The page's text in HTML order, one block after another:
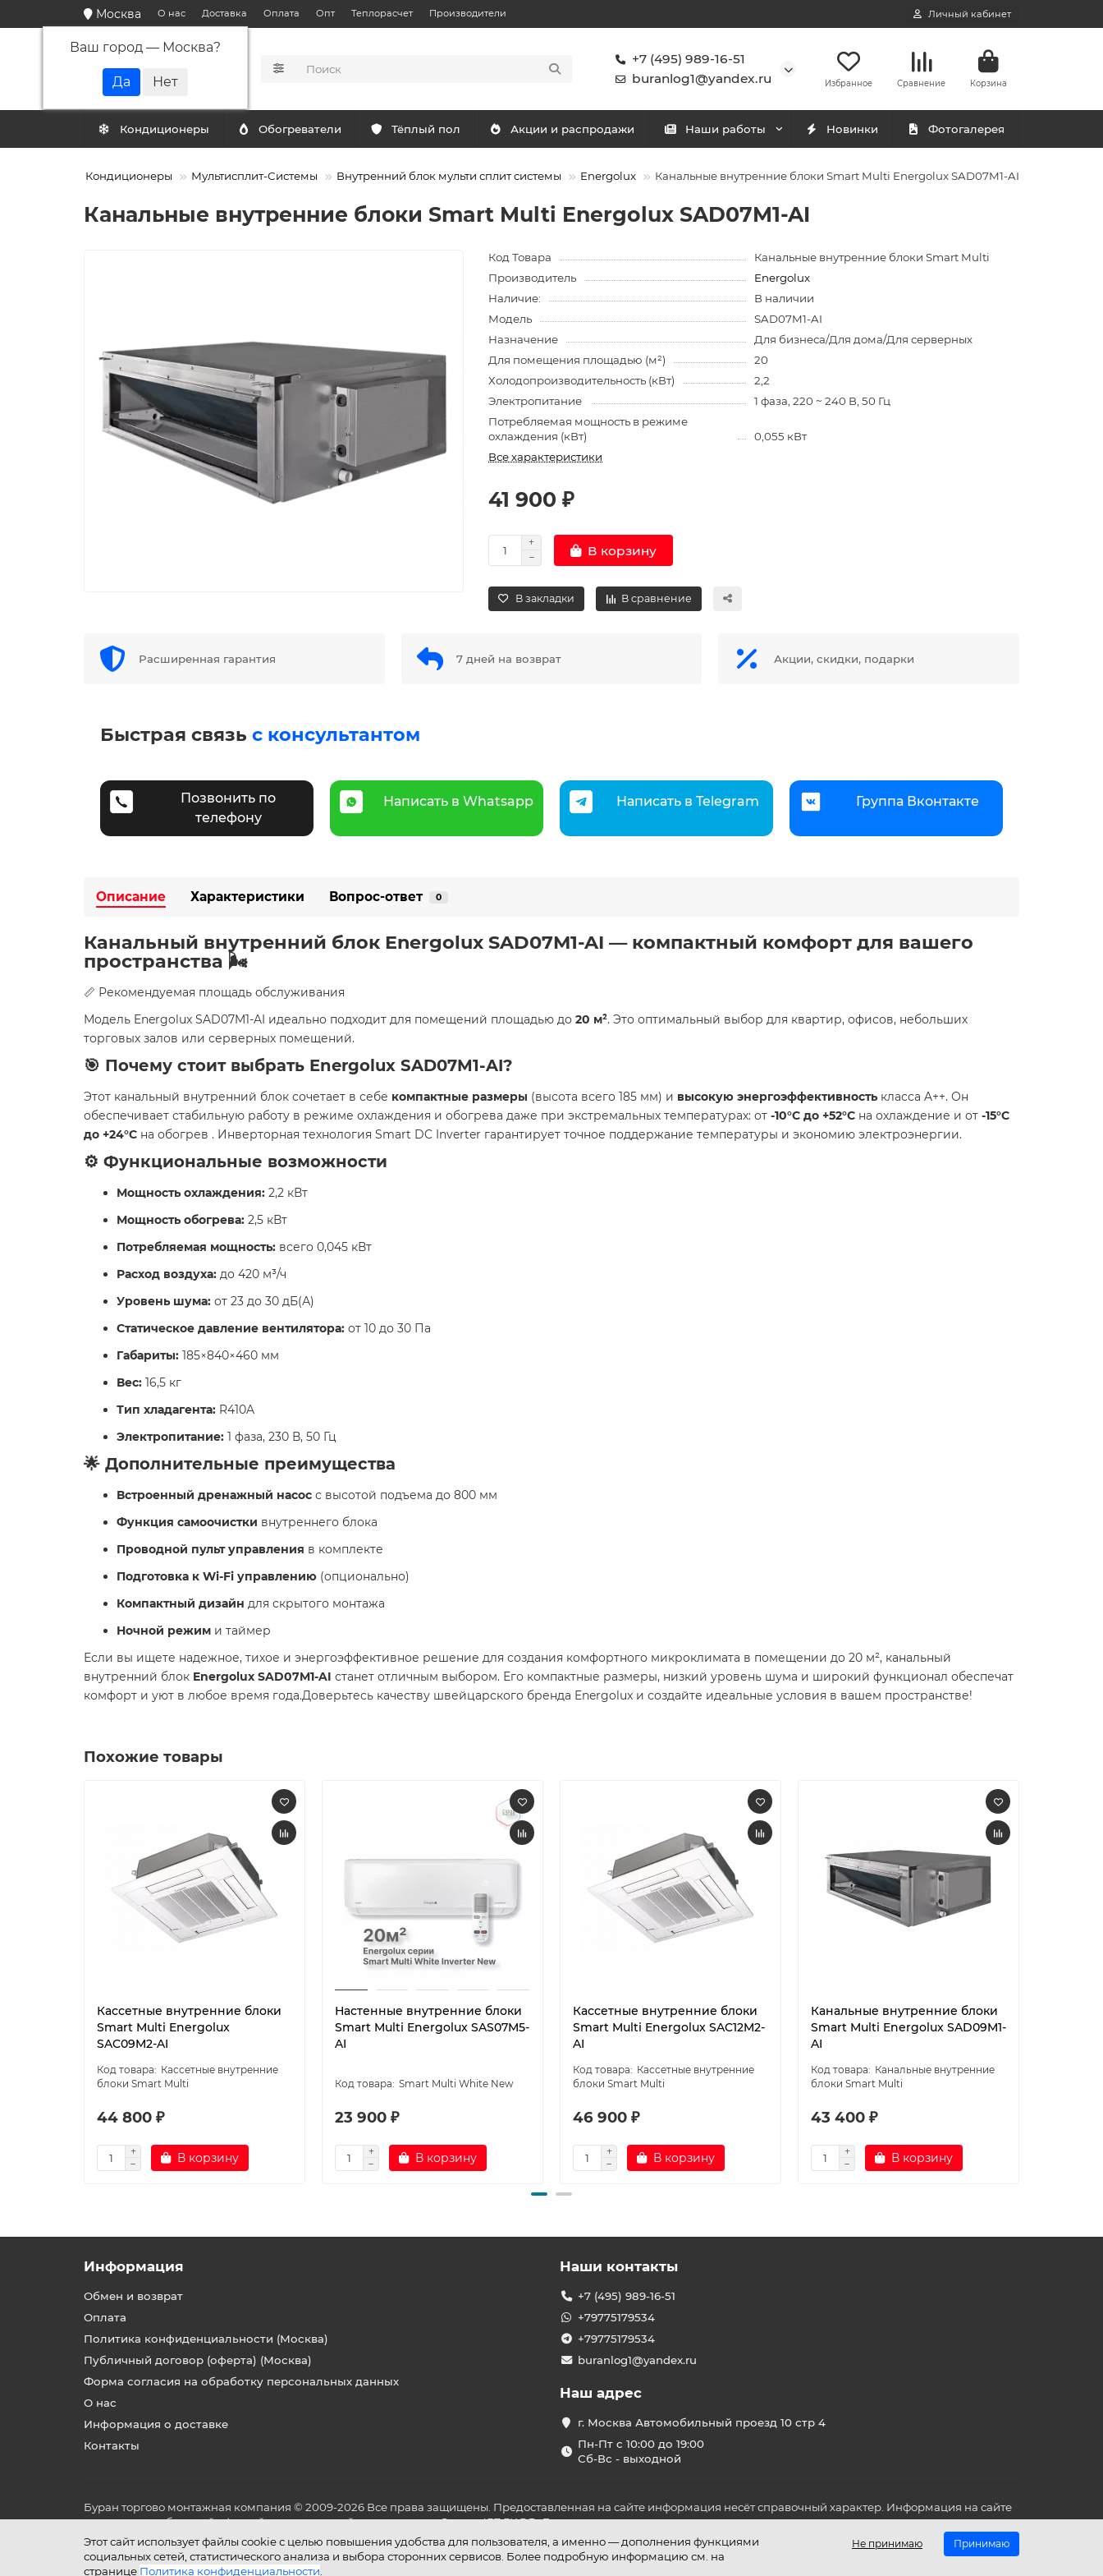
Москва
Ваш город — Москва?
О нас Доставка Оплата Опт Теплорасчет Производители Личный кабинет
+7 (495) 989-16-51
buranlog1@yandex.ru
Избранное Сравнение Корзина
Кондиционеры Обогреватели Тёплый пол Акции и распродажи Наши работы Новинки Фотогалерея
Кондиционеры Мультисплит-Системы Внутренний блок мульти сплит системы Energolux Канальные внутренние блоки Smart Multi Energolux SAD07M1-AI
Канальные внутренние блоки Smart Multi Energolux SAD07M1-AI
Код Товара
Канальные внутренние блоки Smart Multi
Производитель
Energolux
Наличие:
В наличии
Модель
SAD07M1-AI
Назначение
Для бизнеса/Для дома/Для серверных
Для помещения площадью (м²)
20
Холодопроизводительность (кВт)
2,2
Электропитание
1 фаза, 220 ~ 240 В, 50 Гц
Потребляемая мощность в режиме
охлаждения (кВт)
0,055 кВт
Все характеристики
41 900 ₽
В корзину
В закладки В сравнение
Расширенная гарантия 7 дней на возврат Акции, скидки, подарки
Быстрая связь с консультантом
Позвонить по
телефону
Написать в Whatsapp Написать в Telegram Группа Вконтакте
Описание Характеристики Вопрос-ответ 0
Канальный внутренний блок Energolux SAD07M1-AI — компактный комфорт для вашего
пространства 🌬️
📏 Рекомендуемая площадь обслуживания
Модель Energolux SAD07M1-AI идеально подходит для помещений площадью до 20 м². Это оптимальный выбор для квартир, офисов, небольших
торговых залов или серверных помещений.
🎯 Почему стоит выбрать Energolux SAD07M1-AI?
Этот канальный внутренний блок сочетает в себе компактные размеры (высота всего 185 мм) и высокую энергоэффективность класса A++. Он
обеспечивает стабильную работу в режиме охлаждения и обогрева даже при экстремальных температурах: от -10°C до +52°C на охлаждение и от -15°C
до +24°C на обогрев . Инверторная технология Smart DC Inverter гарантирует точное поддержание температуры и экономию электроэнергии.
⚙️ Функциональные возможности
Мощность охлаждения: 2,2 кВт
Мощность обогрева: 2,5 кВт
Потребляемая мощность: всего 0,045 кВт
Расход воздуха: до 420 м³/ч
Уровень шума: от 23 до 30 дБ(А)
Статическое давление вентилятора: от 10 до 30 Па
Габариты: 185×840×460 мм
Вес: 16,5 кг
Тип хладагента: R410A
Электропитание: 1 фаза, 230 В, 50 Гц
🌟 Дополнительные преимущества
Встроенный дренажный насос с высотой подъема до 800 мм
Функция самоочистки внутреннего блока
Проводной пульт управления в комплекте
Подготовка к Wi-Fi управлению (опционально)
Компактный дизайн для скрытого монтажа
Ночной режим и таймер
Если вы ищете надежное, тихое и энергоэффективное решение для создания комфортного микроклимата в помещении до 20 м², канальный
внутренний блок Energolux SAD07M1-AI станет отличным выбором. Его компактные размеры, низкий уровень шума и широкий функционал обеспечат
комфорт и уют в любое время года.Доверьтесь качеству швейцарского бренда Energolux и создайте идеальные условия в вашем пространстве!
Похожие товары
Кассетные внутренние блоки
Smart Multi Energolux
SAC09M2-AI
Кассетные внутренние
блоки Smart Multi
44 800 ₽
В корзину
Настенные внутренние блоки
Smart Multi Energolux SAS07M5-
AI
Smart Multi White New
23 900 ₽
В корзину
Кассетные внутренние блоки
Smart Multi Energolux SAC12M2-
AI
Кассетные внутренние
блоки Smart Multi
46 900 ₽
В корзину
Канальные внутренние блоки
Smart Multi Energolux SAD09M1-
AI
Канальные внутренние
блоки Smart Multi
43 400 ₽
В корзину
Этот сайт использует файлы cookie с целью повышения удобства для пользователя, а именно — дополнения функциями
социальных сетей, статистического анализа и выбора сторонних сервисов. Более подробную информацию см. на
странице Политика конфиденциальности
Не принимаю Принимаю
Информация
Обмен и возврат
Оплата
Политика конфиденциальности (Москва)
Публичный договор (оферта) (Москва)
Форма согласия на обработку персональных данных
О нас
Информация о доставке
Контакты
Наши контакты
+7 (495) 989-16-51
+79775179534
+79775179534
buranlog1@yandex.ru
Наш адрес
г. Москва Автомобильный проезд 10 стр 4
Пн-Пт с 10:00 до 19:00
Сб-Вс - выходной
Буран торгово монтажная компания © 2009-2026 Все права защищены. Предоставленная на сайте информация несёт справочный характер. Информация на сайте
не является публичной офертой, определяемой положениями Статьи 437 ГК РФ. До оплаты товара удостоверьтесь во всех для вас важных характеристиках в товаре
и условиях его эксплуатации.